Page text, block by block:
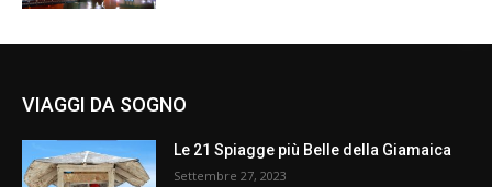
VIAGGI DA SOGNO
Le 21 Spiagge più Belle della Giamaica
Settembre 27, 2023